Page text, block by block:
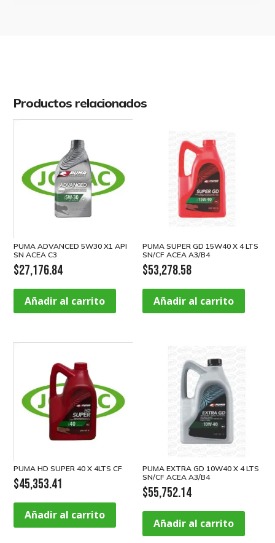
Productos relacionados
PUMA ADVANCED 5W30 X1 API
SN ACEA C3
$27,176.84
Añadir al carrito
PUMA SUPER GD 15W40 X 4 LTS
SN/CF ACEA A3/B4
$53,278.58
Añadir al carrito
PUMA HD SUPER 40 X 4LTS CF
$45,353.41
Añadir al carrito
PUMA EXTRA GD 10W40 X 4 LTS
SN/CF ACEA A3/B4
$55,752.14
Añadir al carrito